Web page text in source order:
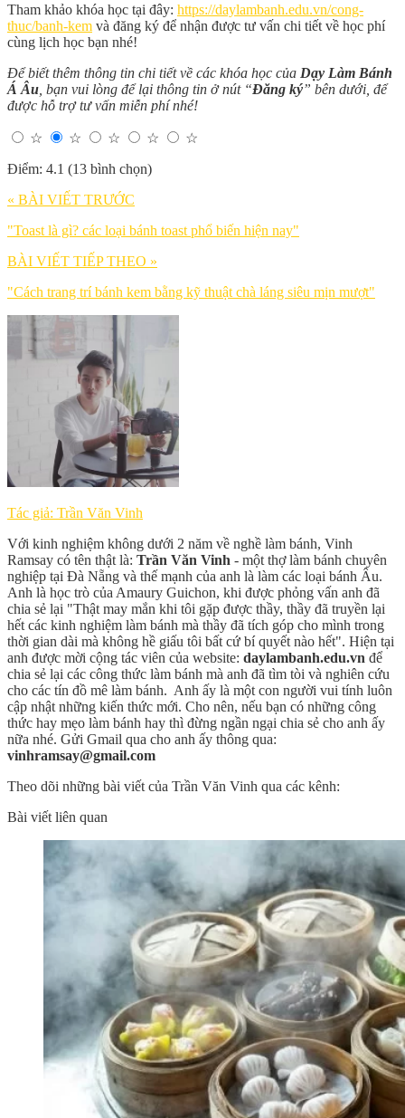
Tham khảo khóa học tại đây: https://daylambanh.edu.vn/cong-
thuc/banh-kem và đăng ký để nhận được tư vấn chi tiết về học phí
cùng lịch học bạn nhé!
Để biết thêm thông tin chi tiết về các khóa học của Dạy Làm Bánh
Á Âu , bạn vui lòng để lại thông tin ở nút “Đăng ký” bên dưới, để
được hỗ trợ tư vấn miễn phí nhé!
☆ ☆ ☆ ☆
☆
Điểm: 4.1 (13 bình chọn)
« BÀI VIẾT TRƯỚC
"Toast là gì? các loại bánh toast phổ biến hiện nay"
BÀI VIẾT TIẾP THEO »
"Cách trang trí bánh kem bằng kỹ thuật chà láng siêu mịn mượt"
Tác giả: Trần Văn Vinh
Với kinh nghiệm không dưới 2 năm về nghề làm bánh, Vinh
Ramsay có tên thật là: Trần Văn Vinh - một thợ làm bánh chuyên
nghiệp tại Đà Nẵng và thế mạnh của anh là làm các loại bánh Âu.
Anh là học trò của Amaury Guichon, khi được phỏng vấn anh đã
chia sẻ lại "Thật may mắn khi tôi gặp được thầy, thầy đã truyền lại
hết các kinh nghiệm làm bánh mà thầy đã tích góp cho mình trong
thời gian dài mà không hề giấu tôi bất cứ bí quyết nào hết". Hiện tại
anh được mời cộng tác viên của website: daylambanh.edu.vn để
chia sẻ lại các công thức làm bánh mà anh đã tìm tòi và nghiên cứu
cho các tín đồ mê làm bánh. Anh ấy là một con người vui tính luôn
cập nhật những kiến thức mới. Cho nên, nếu bạn có những công
thức hay mẹo làm bánh hay thì đừng ngần ngại chia sẻ cho anh ấy
nữa nhé. Gửi Gmail qua cho anh ấy thông qua:
vinhramsay@gmail.com
Theo dõi những bài viết của Trần Văn Vinh qua các kênh:
Bài viết liên quan